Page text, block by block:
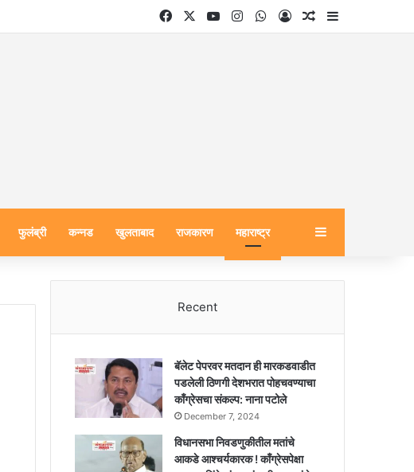
FacebookYouTubeInstagramWhatsApp
Log InRandom Article
Sidebar
फुलंब्री कन्नड खुलताबाद राजकारण महाराष्ट्र Sidebar
Recent
बॅलेट पेपरवर मतदान ही मारकडवाडीत
पडलेली ठिणगी देशभरात पोहचवण्याचा
काँग्रेसचा संकल्प: नाना पटोले
December 7, 2024
विधानसभा निवडणुकीतील मतांचे
आकडे आश्चर्यकारक ! काँग्रेसपेक्षा